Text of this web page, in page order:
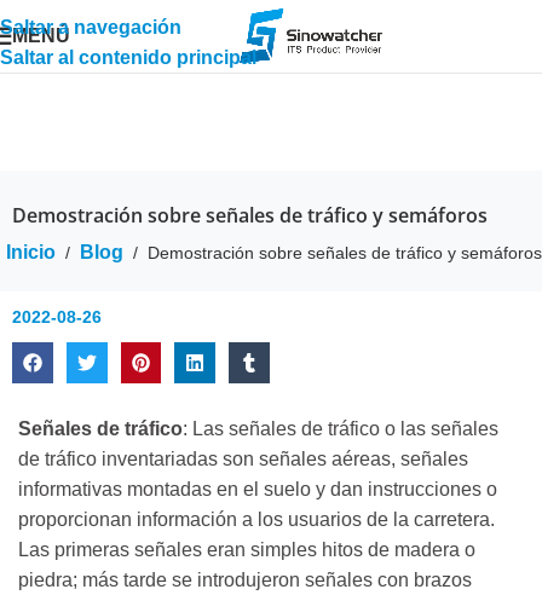
Saltar a navegación
Saltar al contenido principal
MENÚ
Demostración sobre señales de tráfico y semáforos
Inicio / Blog / Demostración sobre señales de tráfico y semáforos
2022-08-26
Señales de tráfico: Las señales de tráfico o las señales
de tráfico inventariadas son señales aéreas, señales
informativas montadas en el suelo y dan instrucciones o
proporcionan información a los usuarios de la carretera.
Las primeras señales eran simples hitos de madera o
piedra; más tarde se introdujeron señales con brazos